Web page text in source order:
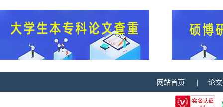
网站首页 | 论